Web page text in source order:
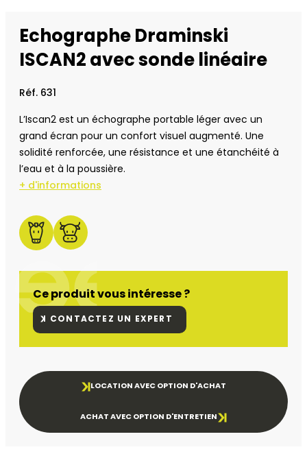
Echographe Draminski
ISCAN2 avec sonde linéaire
Réf. 631
L’Iscan2 est un échographe portable léger avec un
grand écran pour un confort visuel augmenté. Une
solidité renforcée, une résistance et une étanchéité à
l’eau et à la poussière.
+ d'informations
Ce produit vous intéresse ?
CONTACTEZ UN EXPERT
LOCATION AVEC OPTION D'ACHAT
ACHAT AVEC OPTION D'ENTRETIEN